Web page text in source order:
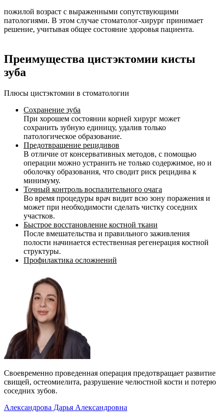
пожилой возраст с выраженными сопутствующими
патологиями. В этом случае стоматолог-хирург принимает
решение, учитывая общее состояние здоровья пациента.
Преимущества цистэктомии кисты
зуба
Плюсы цистэктомии в стоматологии
Сохранение зуба
При хорошем состоянии корней хирург может
сохранить зубную единицу, удалив только
патологическое образование.
Предотвращение рецидивов
В отличие от консервативных методов, с помощью
операции можно устранить не только содержимое, но и
оболочку образования, что сводит риск рецидива к
минимуму.
Точный контроль воспалительного очага
Во время процедуры врач видит всю зону поражения и
может при необходимости сделать чистку соседних
участков.
Быстрое восстановление костной ткани
После вмешательства и правильного заживления
полости начинается естественная регенерация костной
структуры.
Профилактика осложнений
Своевременно проведенная операция предотвращает развитие
свищей, остеомиелита, разрушение челюстной кости и потерю
соседних зубов.
Александрова Дарья Александровна